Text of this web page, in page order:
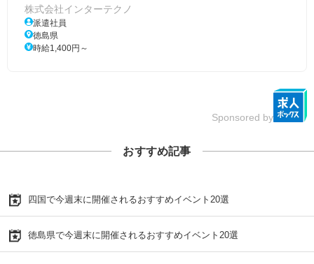
株式会社インターテクノ
派遣社員
徳島県
時給1,400円～
Sponsored by
おすすめ記事
四国で今週末に開催されるおすすめイベント20選
徳島県で今週末に開催されるおすすめイベント20選